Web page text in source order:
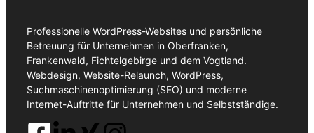
Professionelle WordPress-Websites und persönliche
Betreuung für Unternehmen in Oberfranken,
Frankenwald, Fichtelgebirge und dem Vogtland.
Webdesign, Website-Relaunch, WordPress,
Suchmaschinenoptimierung (SEO) und moderne
Internet-Auftritte für Unternehmen und Selbstständige.